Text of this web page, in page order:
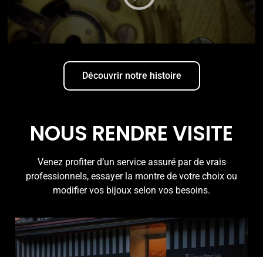
Découvrir notre histoire
NOUS RENDRE VISITE
Venez profiter d’un service assuré par de vrais
professionnels, essayer la montre de votre choix ou
modifier vos bijoux selon vos besoins.